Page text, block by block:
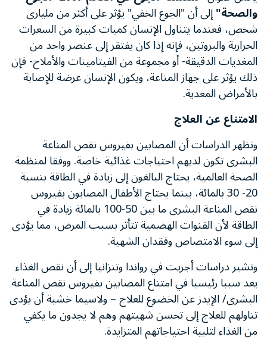
والصحة"إلى أن "الجوع الخفي" يؤثر على أكثر من مليارى
شخص، فعندما يتناول الإنسان كميات كبيرة من السعرات
الحرارية والبروتين، فإنه إذا كان يفتقر إلى عنصر واحد من
المغذيات الدقيقة- أو مجموعة من الفيتامينات والأملاح- فإن
ذلك يؤثر على جهاز المناعة، ويكون الإنسان عرضة للإصابة
بالأمراض المعدية.
الامتناع عن العلاج
وتظهر الدراسات أن المصابين بفيروس نقص المناعة
البشرى تكون لديهم احتياجات غذائية خاصة. ووفقا لمنظمة
الصحة العالمية، يحتاج البالغون إلى زيادة في الطاقة بنسبة
20- 30 بالمائة، بينما يحتاج الأطفال المصابون بفيروس
نقص المناعة البشرى ما بين 50-100 بالمائة زيادة في
الطاقة لأن القنوات الهضمية تتأثر بسبب المرض، مما يؤدى
إلى سوء الامتصاص وفقدان الشهية.
وتشير دراسات أجريت في رواندا وتنزانيا إلى أن نقص الغذاء
يعد سببا رئيسيا في امتناع المصابين بفيروس نقص المناعة
البشرى/ الإيدز عن الخضوع للعلاج – ولاسيما خشية أن يؤدى
تناولهم للعلاج إلى تحسن شهيتهم وهم لا يجدون ما يكفي
من الغذاء لتلبية احتياجاتهم المتزايدة.